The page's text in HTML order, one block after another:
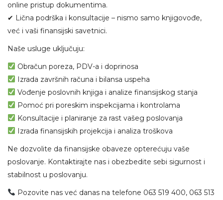
online pristup dokumentima.
✔ Lična podrška i konsultacije – nismo samo knjigovođe,
već i vaši finansijski savetnici.
Naše usluge uključuju:
Obračun poreza, PDV-a i doprinosa
Izrada završnih računa i bilansa uspeha
Vođenje poslovnih knjiga i analize finansijskog stanja
Pomoć pri poreskim inspekcijama i kontrolama
Konsultacije i planiranje za rast vašeg poslovanja
Izrada finansijskih projekcija i analiza troškova
Ne dozvolite da finansijske obaveze opterećuju vaše
poslovanje. Kontaktirajte nas i obezbedite sebi sigurnost i
stabilnost u poslovanju.
Pozovite nas već danas na telefone 063 519 400, 063 513